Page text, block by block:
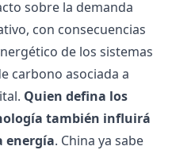
sobre la demanda
con consecuencias
de los sistemas
carbono asociada a
Quien defina los
también influirá
energía. China ya sabe